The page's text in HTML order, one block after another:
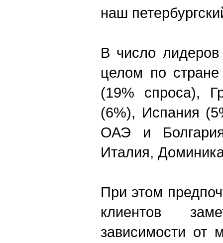
наш
В число лидеров
целом по стране
(19% спроса),
(6%), Испания
ОАЭ и
Италия,
При этом
клиентов
зависимости от